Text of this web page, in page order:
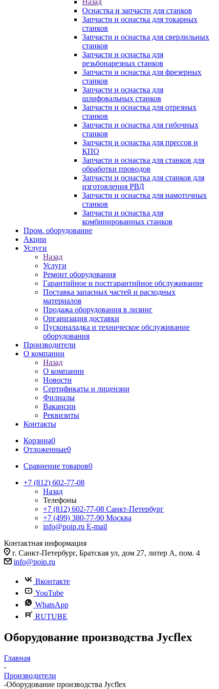
Назад
Оснастка и запчасти для станков
Запчасти и оснастка для токарных
станков
Запчасти и оснастка для сверлильных
станков
Запчасти и оснастка для
резьбонарезных станков
Запчасти и оснастка для фрезерных
станков
Запчасти и оснастка для
шлифовальных станков
Запчасти и оснастка для отрезных
станков
Запчасти и оснастка для гибочных
станков
Запчасти и оснастка для прессов и
КПО
Запчасти и оснастка для станков для
обработки проводов
Запчасти и оснастка для станков для
изготовления РВД
Запчасти и оснастка для намоточных
станков
Запчасти и оснастка для
комбинированных станков
Пром. оборудование
Акции
Услуги
Назад
Услуги
Ремонт оборудования
Гарантийное и постгарантийное обслуживание
Поставка запасных частей и расходных
материалов
Продажа оборудования в лизинг
Организация доставки
Пусконаладка и техническое обслуживание
оборудования
Производители
О компании
Назад
О компании
Новости
Сертификаты и лицензии
Филиалы
Вакансии
Реквизиты
Контакты
Корзина0
Отложенные0
Сравнение товаров0
+7 (812) 602-77-08
Назад
Телефоны
+7 (812) 602-77-08 Санкт-Петербург
+7 (499) 380-77-90 Москва
info@poip.ru E-mail
Контактная информация
г. Санкт-Петербург, Братская ул, дом 27, литер А, пом. 4
info@poip.ru
Вконтакте
YouTube
WhatsApp
RUTUBE
Оборудование производства Jycflex
Главная
-
Производители
-Оборудование производства Jycflex